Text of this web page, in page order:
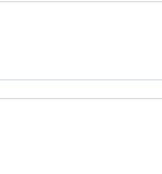
cieszących